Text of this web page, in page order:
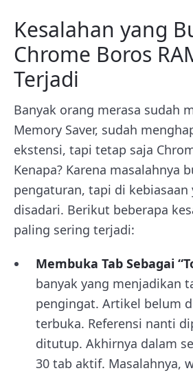
Kesalahan yang
Chrome Boros
Terjadi
Banyak orang merasa sudah
Memory Saver, sudah
ekstensi, tapi tetap saja
Kenapa? Karena masalahnya
pengaturan, tapi di kebiasaan
disadari. Berikut beberapa
paling sering terjadi:
Membuka Tab Sebagai
banyak yang menjadikan
pengingat. Artikel belum
terbuka. Referensi nanti
ditutup. Akhirnya dalam
30 tab aktif. Masalahnya,